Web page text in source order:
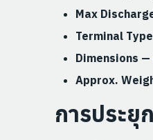
Max
Terminal
Dimensions —
Approx.
การประยุ